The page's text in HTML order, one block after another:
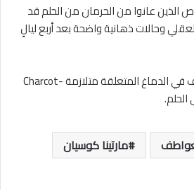
الذين عانوا من الحرمان من الحلم قد
وحالات ذهانية واضحة بعد أربع ليالٍ
الناس الذين يعانون من تلف في الدماغ المتعلقة متلازمة Charcot-
مارتينا كوسيان